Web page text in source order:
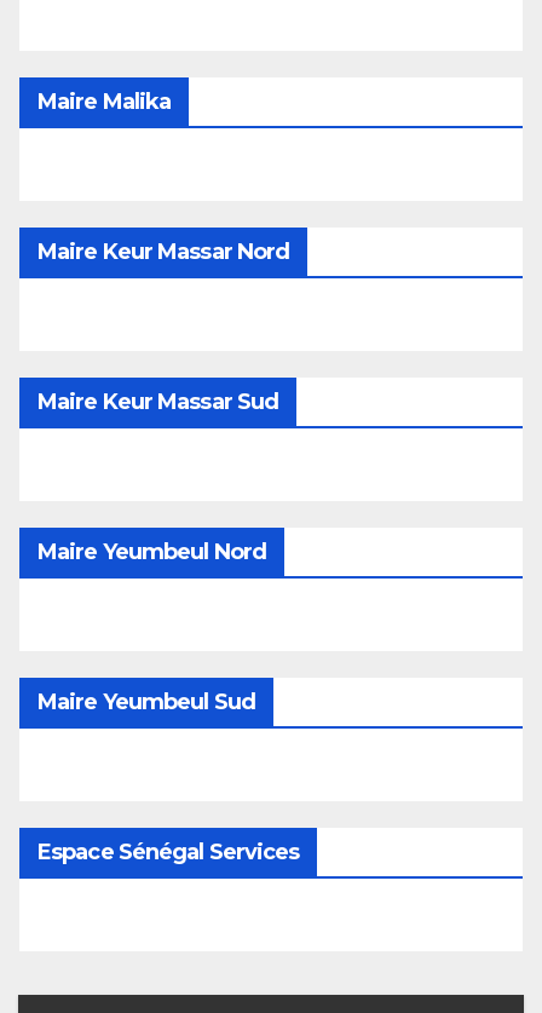
Maire Malika
Maire Keur Massar Nord
Maire Keur Massar Sud
Maire Yeumbeul Nord
Maire Yeumbeul Sud
Espace Sénégal Services